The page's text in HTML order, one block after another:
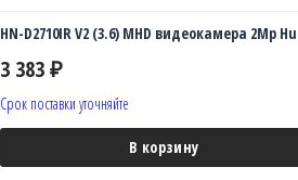
HN-D2710IR V2 (3.6) MHD видеокамера 2Mp
3 383 ₽
Срок поставки уточняйте
В корзину